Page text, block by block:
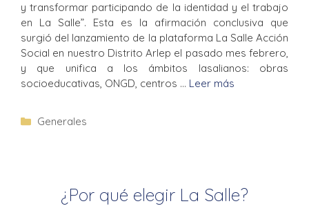
y transformar participando de la identidad y el trabajo
en La Salle”. Esta es la afirmación conclusiva que
surgió del lanzamiento de la plataforma La Salle Acción
Social en nuestro Distrito Arlep el pasado mes febrero,
y que unifica a los ámbitos lasalianos: obras
socioeducativas, ONGD, centros … Leer más
Generales
¿Por qué elegir La Salle?